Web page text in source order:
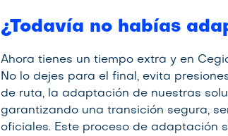
¿Todavía no habías
Ahora tienes un tiempo extra y en
No lo dejes para el final, evita
de ruta, la adaptación de nuestras
garantizando una transición segura,
oficiales. Este proceso de adaptación